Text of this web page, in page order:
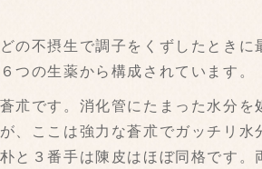
不摂生で調子をくずしたときに
つの生薬から構成されています。
朮です。消化管にたまった水分を
、ここは強力な蒼朮でガッチリ水
と３番手は陳皮はほぼ同格です。